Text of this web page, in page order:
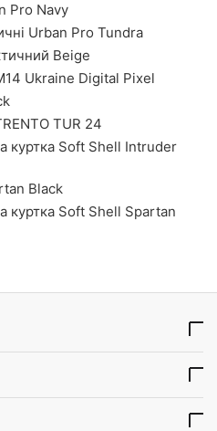
Pro Navy
Urban Pro Tundra
Beige
Ukraine Digital Pixel
TUR 24
куртка Soft Shell Intruder
Black
куртка Soft Shell Spartan